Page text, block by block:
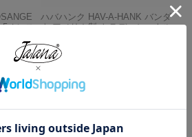
オンス
ハバハンク HAV-A-HANK バンダ
ナ アメリカ製 トラディショナル
PANY
¥770